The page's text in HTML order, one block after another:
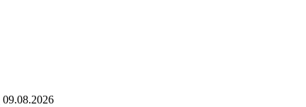
09.08.2026